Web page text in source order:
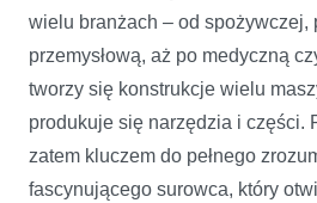
wielu branżach – od spożywczej,
przemysłową, aż po medyczną
tworzy się konstrukcje wielu
produkuje się narzędzia i części.
zatem kluczem do pełnego
fascynującego surowca, który